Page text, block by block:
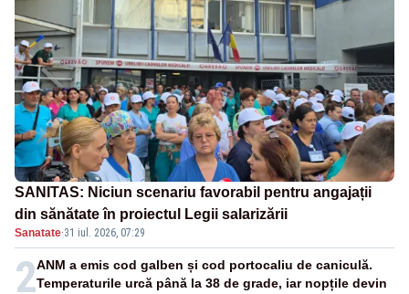
SANITAS: Niciun scenariu favorabil pentru angajații
din sănătate în proiectul Legii salarizării
Sanatate·31 iul. 2026, 07:29
2ANM a emis cod galben și cod portocaliu de caniculă.
Temperaturile urcă până la 38 de grade, iar nopțile devin